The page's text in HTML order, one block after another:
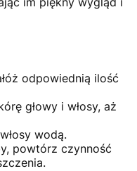
odpowiednią ilość
głowy i włosy, aż
wodą.
powtórz czynność